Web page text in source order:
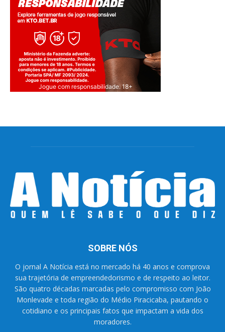
Jogue com responsabilidade. 18+
SOBRE NÓS
O jornal A Notícia está no mercado há 40 anos e comprova
sua trajetória de empreendedorismo e de respeito ao leitor.
São quatro décadas marcadas pelo compromisso com João
Monlevade e toda região do Médio Piracicaba, pautando o
cotidiano e os principais fatos que impactam a vida dos
moradores.